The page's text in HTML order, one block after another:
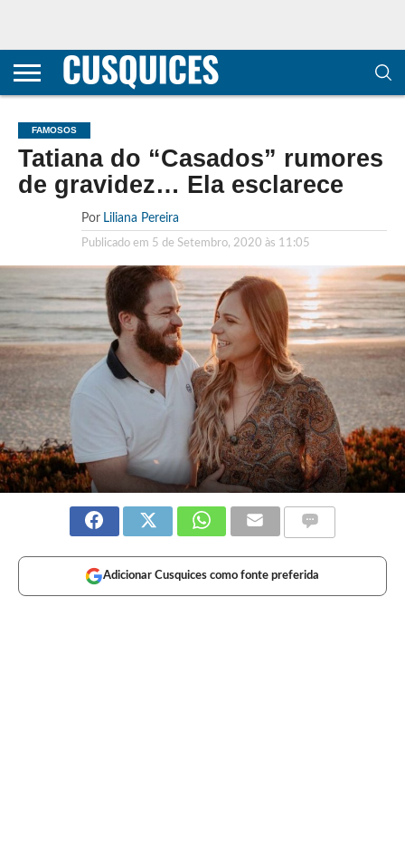
CONTACTOS
HOME
POLÍTICA DE
E COOKIES
SOBRE
TERMOS E
TRANSPARÊNCIA
METODOLOGIA
FAMOSOS
Tatiana do “Casados” rumores
de gravidez… Ela esclarece
Por Liliana Pereira
Publicado em 5 de Setembro, 2020 às 11:05
Adicionar Cusquices como fonte preferida